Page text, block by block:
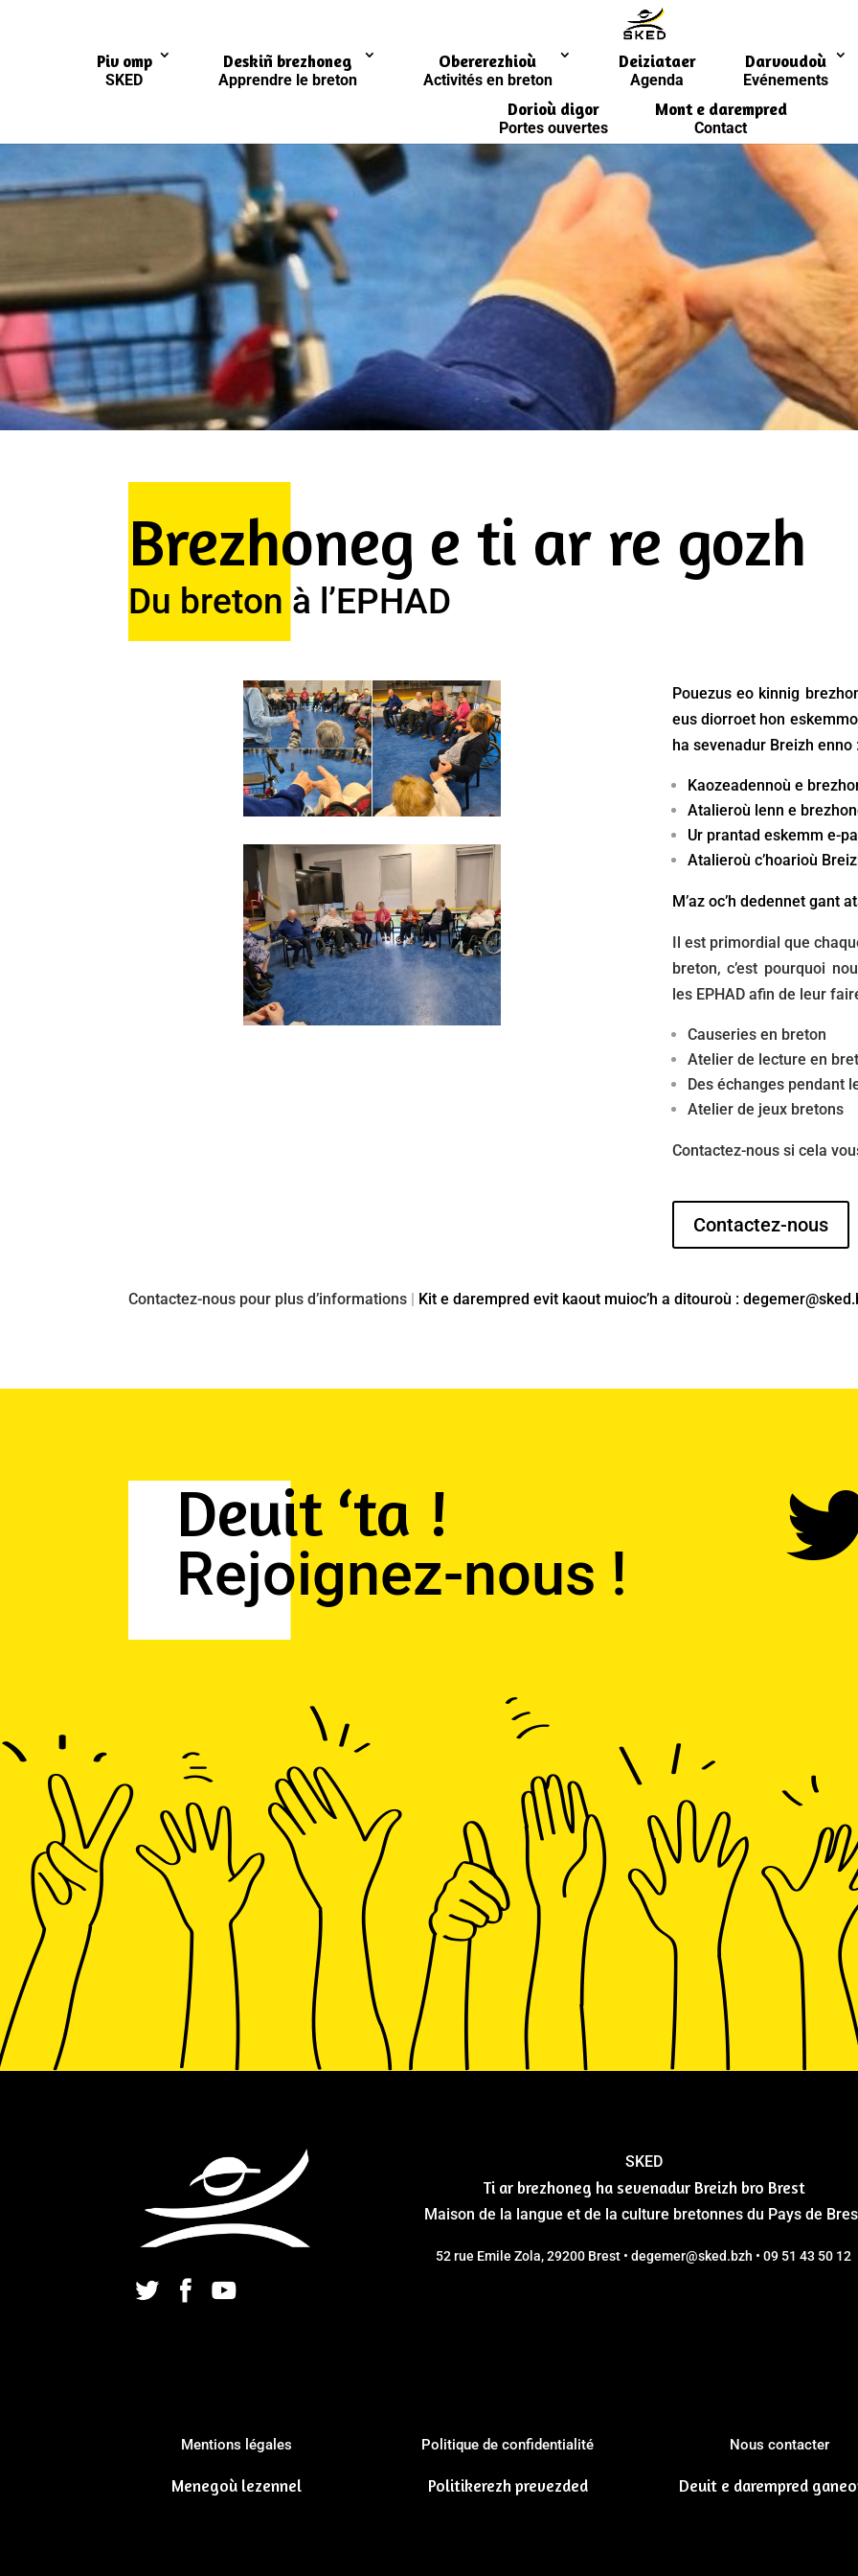
Piv omp
SKED
Deskiñ brezhoneg
Apprendre le breton
Obererezhioù
Activités en breton
Deiziataer
Agenda
Darvoudoù
Evénements
Dorioù digor
Portes ouvertes
Mont e darempred
Contact
Brezhoneg e ti ar re gozh
Du breton à l’EPHAD
Pouezus eo kinnig
eus diorroet hon
ha sevenadur Breizh enno
Kaozeadennoù e
Atalieroù lenn e
Ur prantad eskemm e-
Atalieroù c’hoarioù
M’az oc’h dedennet gant
Il est primordial que
breton, c’est pourquoi
les EPHAD afin de leur
Causeries en breton
Atelier de lecture en
Des échanges pendant
Atelier de jeux bretons
Contactez-nous si cela
Contactez-nous
Contactez-nous pour plus d’informations | Kit e darempred evit kaout muioc’h a ditouroù :
Deuit ‘ta !
Rejoignez-nous !
SKED
Ti ar brezhoneg ha sevenadur Breizh bro Brest
Maison de la langue et de la culture bretonnes du Pays de
52 rue Emile Zola, 29200 Brest • degemer@sked.bzh • 09 51 43 50 12
Mentions légales
Menegoù lezennel
Politique de confidentialité
Politikerezh prevezded
Nous contacter
Deuit e darempred